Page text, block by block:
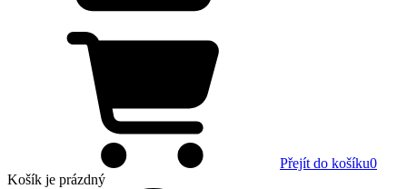
Přejít do košíku0
Košík je prázdný